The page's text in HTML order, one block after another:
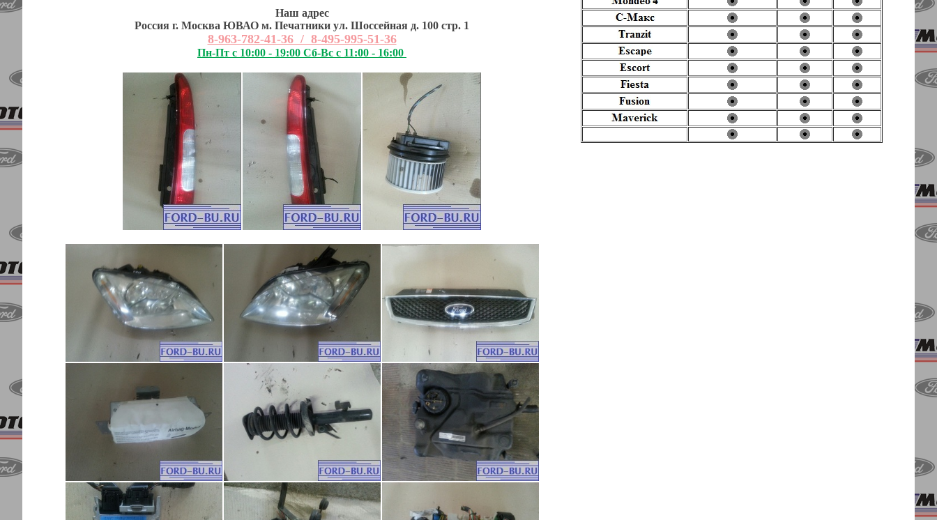
Наш адрес
Россия г. Москва ЮВАО м. Печатники ул. Шоссейная д. 100 стр. 1
8-963-782-41-36 / 8-495-995-51-36
Пн-Пт с 10:00 - 19:00 Сб-Вс с 11:00 - 16:00